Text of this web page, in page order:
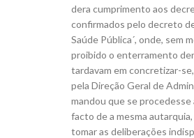
dera cumprimento aos
confirmados pelo decreto
Saúde Pública´, onde, sem
proibido o enterramento
tardavam em concretizar-
pela Direção Geral de
mandou que se procedesse
facto de a mesma
tomar as deliberações